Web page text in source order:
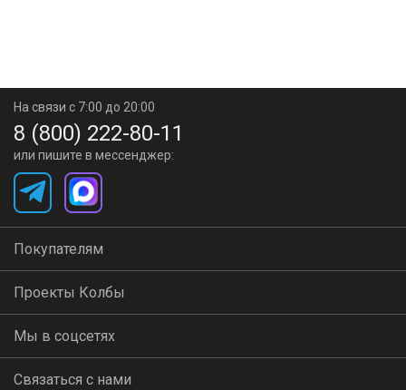
На связи с 7:00 до 20:00
8 (800) 222-80-11
или пишите в мессенджер:
Покупателям
Проекты Колбы
Мы в соцсетях
Связаться с нами